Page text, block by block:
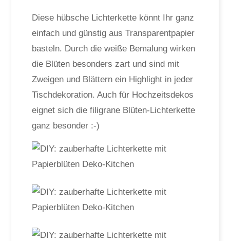
Diese hübsche Lichterkette könnt Ihr ganz
einfach und günstig aus Transparentpapier
basteln. Durch die weiße Bemalung wirken
die Blüten besonders zart und sind mit
Zweigen und Blättern ein Highlight in jeder
Tischdekoration. Auch für Hochzeitsdekos
eignet sich die filigrane Blüten-Lichterkette
ganz besonder :-)